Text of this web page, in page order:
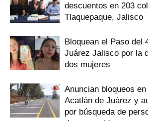
descuentos en 203
Tlaquepaque, Jalisco
Bloquean el Paso del
Juárez Jalisco por la
dos mujeres
Anuncian bloqueos
Acatlán de Juárez y
por búsqueda de